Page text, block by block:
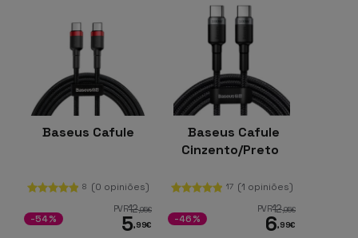
Baseus Cafule
8 (0 opiniões)
PVR12,95€
5,99€
-54%
Baseus Cafule
Cinzento/Preto
17 (1 opiniões)
PVR12,95€
6,99€
-46%